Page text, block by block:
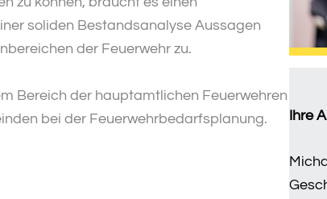
soliden Bestandsanalyse Aussagen
der Feuerwehr zu.
Bereich der hauptamtlichen Feuerwehren
bei der Feuerwehrbedarfsplanung.
Ihre